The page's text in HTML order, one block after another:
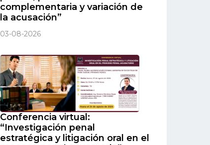
complementaria y variación de
la acusación”
03-08-2026
Conferencia virtual:
“Investigación penal
estratégica y litigación oral en el